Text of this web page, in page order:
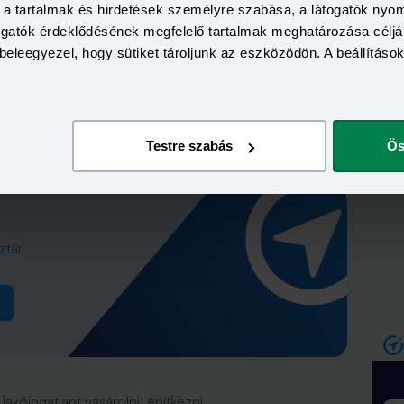
tartalmak és hirdetések személyre szabása, a látogatók
érdeklődésének megfelelő tartalmak meghatározása
hogy sütiket tároljunk az eszközödön. A
Testre szabás
megtakarításból is lehet majd költeni
a preferált kistelepüléseken, hanem bárhol az
nyugdíjpénztáraktagjai felhasználhatják majd a
egyenlegeiket a saját vagy közeli hozzátartozóik
éveidre!